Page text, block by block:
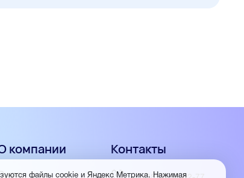
компании
нас
Контакты
файлы cookie и Яндекс Метрика. Нажимая